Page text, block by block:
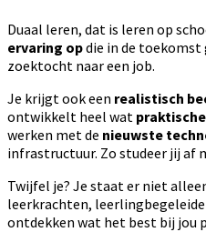
Duaal leren, dat is leren op
ervaring opdie in de toekomst
zoektocht naar een job.
Je krijgt ook een realistisch
ontwikkelt heel wat
werken met de nieuwste
infrastructuur. Zo studeer jij af
Twijfel je? Je staat er niet
leerkrachten,
ontdekken wat het best bij jou